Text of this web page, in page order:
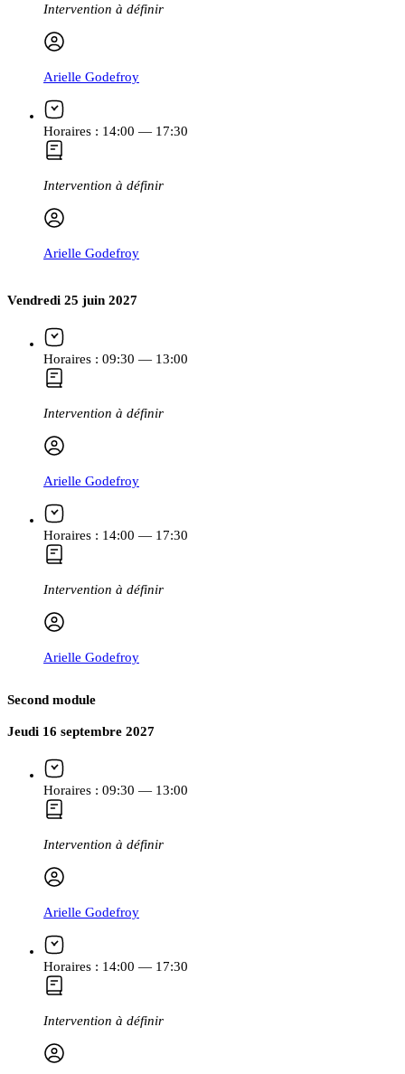
Intervention à définir
Arielle Godefroy
Horaires : 14:00 — 17:30
Intervention à définir
Arielle Godefroy
Vendredi 25 juin 2027
Horaires : 09:30 — 13:00
Intervention à définir
Arielle Godefroy
Horaires : 14:00 — 17:30
Intervention à définir
Arielle Godefroy
Second module
Jeudi 16 septembre 2027
Horaires : 09:30 — 13:00
Intervention à définir
Arielle Godefroy
Horaires : 14:00 — 17:30
Intervention à définir